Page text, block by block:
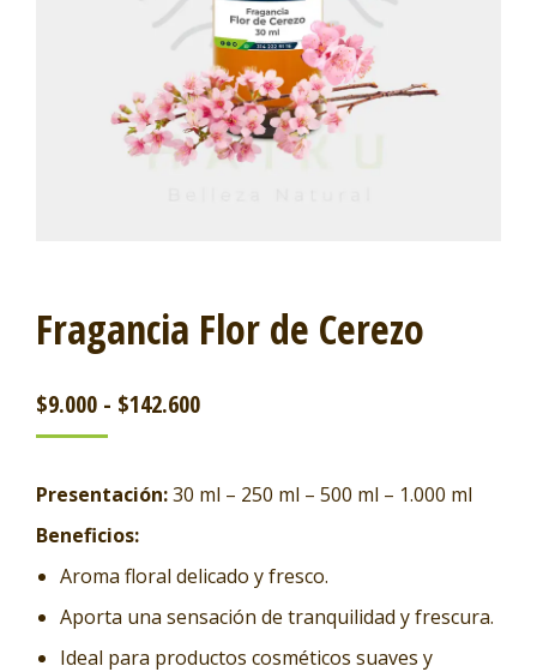
Fragancia Flor de Cerezo
$9.000 - $142.600
Presentación:30 ml – 250 ml – 500 ml – 1.000 ml
Beneficios:
Aroma floral delicado y fresco.
Aporta una sensación de tranquilidad y frescura.
Ideal para productos cosméticos suaves y